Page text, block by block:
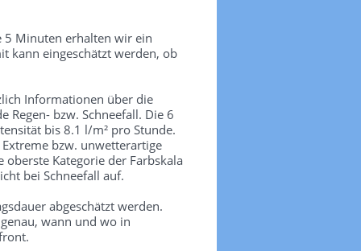
5 Minuten erhalten wir ein
kann eingeschätzt werden, ob
Informationen über die
Regen- bzw. Schneefall. Die 6
bis 8.1 l/m² pro Stunde.
bzw. unwetterartige
Kategorie der Farbskala
bei Schneefall auf.
abgeschätzt werden.
wann und wo in